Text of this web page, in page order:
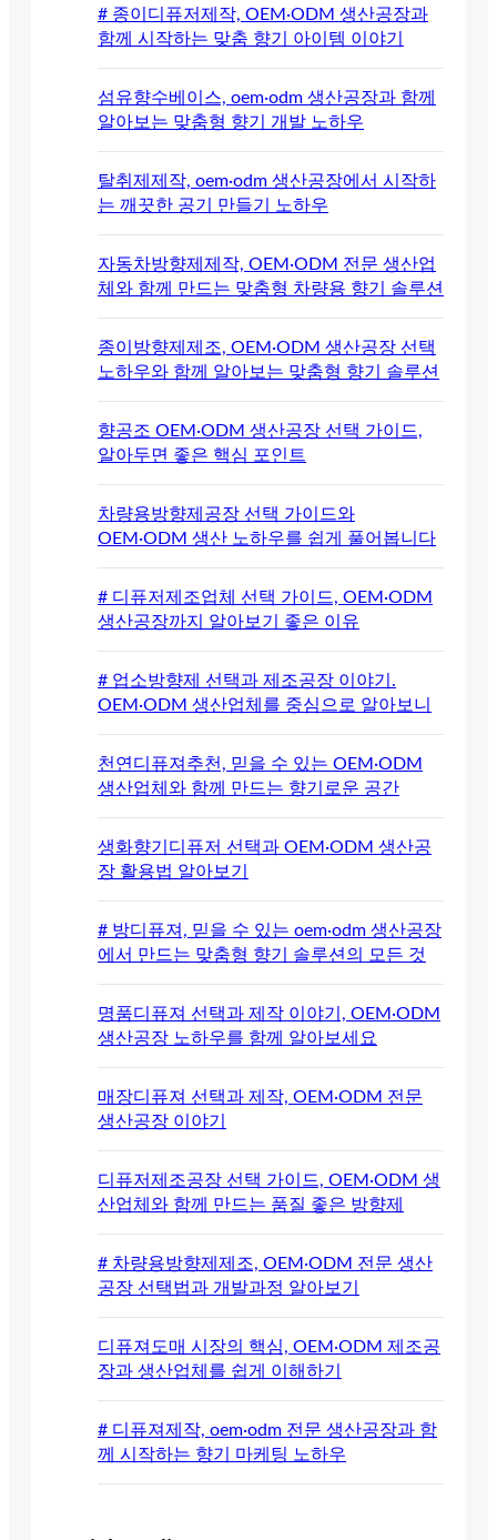
# 종이디퓨저제작, OEM·ODM 생산공장과
함께 시작하는 맞춤 향기 아이템 이야기
섬유향수베이스, oem·odm 생산공장과 함께
알아보는 맞춤형 향기 개발 노하우
탈취제제작, oem·odm 생산공장에서 시작하
는 깨끗한 공기 만들기 노하우
자동차방향제제작, OEM·ODM 전문 생산업
체와 함께 만드는 맞춤형 차량용 향기 솔루션
종이방향제제조, OEM·ODM 생산공장 선택
노하우와 함께 알아보는 맞춤형 향기 솔루션
향공조 OEM·ODM 생산공장 선택 가이드,
알아두면 좋은 핵심 포인트
차량용방향제공장 선택 가이드와
OEM·ODM 생산 노하우를 쉽게 풀어봅니다
# 디퓨저제조업체 선택 가이드, OEM·ODM
생산공장까지 알아보기 좋은 이유
# 업소방향제 선택과 제조공장 이야기.
OEM·ODM 생산업체를 중심으로 알아보니
천연디퓨져추천, 믿을 수 있는 OEM·ODM
생산업체와 함께 만드는 향기로운 공간
생화향기디퓨저 선택과 OEM·ODM 생산공
장 활용법 알아보기
# 방디퓨져, 믿을 수 있는 oem·odm 생산공장
에서 만드는 맞춤형 향기 솔루션의 모든 것
명품디퓨져 선택과 제작 이야기, OEM·ODM
생산공장 노하우를 함께 알아보세요
매장디퓨져 선택과 제작, OEM·ODM 전문
생산공장 이야기
디퓨저제조공장 선택 가이드, OEM·ODM 생
산업체와 함께 만드는 품질 좋은 방향제
# 차량용방향제제조, OEM·ODM 전문 생산
공장 선택법과 개발과정 알아보기
디퓨져도매 시장의 핵심, OEM·ODM 제조공
장과 생산업체를 쉽게 이해하기
# 디퓨져제작, oem·odm 전문 생산공장과 함
께 시작하는 향기 마케팅 노하우